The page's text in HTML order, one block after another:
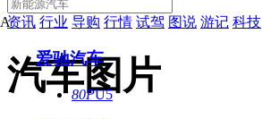
资讯 行业 导购 行情 试驾 图说 游记 科技
汽车图片
A
爱驰汽车
80PU5